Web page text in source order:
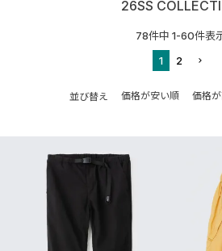
26SS
並び替え 価格が安い順 価格
78件中 1-60件表
1
2